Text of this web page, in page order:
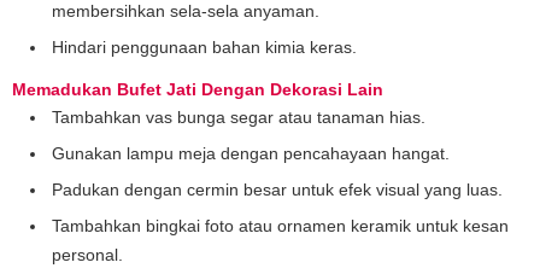
membersihkan sela-sela anyaman.
Hindari penggunaan bahan kimia keras.
Memadukan Bufet Jati Dengan Dekorasi Lain
Tambahkan vas bunga segar atau tanaman hias.
Gunakan lampu meja dengan pencahayaan hangat.
Padukan dengan cermin besar untuk efek visual yang luas.
Tambahkan bingkai foto atau ornamen keramik untuk kesan
personal.